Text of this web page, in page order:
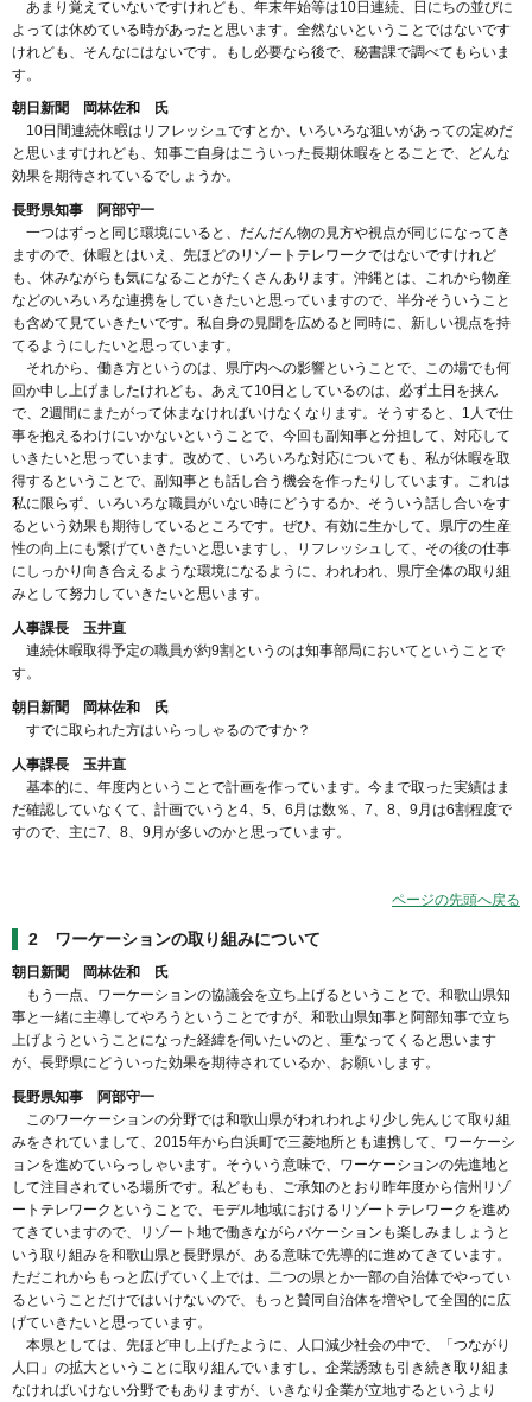
あまり覚えていないですけれども、年末年始等は10日連続、日にちの並びに
よっては休めている時があったと思います。全然ないということではないです
けれども、そんなにはないです。もし必要なら後で、秘書課で調べてもらいま
す。
朝日新聞 岡林佐和 氏
10日間連続休暇はリフレッシュですとか、いろいろな狙いがあっての定めだ
と思いますけれども、知事ご自身はこういった長期休暇をとることで、どんな
効果を期待されているでしょうか。
長野県知事 阿部守一
一つはずっと同じ環境にいると、だんだん物の見方や視点が同じになってき
ますので、休暇とはいえ、先ほどのリゾートテレワークではないですけれど
も、休みながらも気になることがたくさんあります。沖縄とは、これから物産
などのいろいろな連携をしていきたいと思っていますので、半分そういうこと
も含めて見ていきたいです。私自身の見聞を広めると同時に、新しい視点を持
てるようにしたいと思っています。
それから、働き方というのは、県庁内への影響ということで、この場でも何
回か申し上げましたけれども、あえて10日としているのは、必ず土日を挟ん
で、2週間にまたがって休まなければいけなくなります。そうすると、1人で仕
事を抱えるわけにいかないということで、今回も副知事と分担して、対応して
いきたいと思っています。改めて、いろいろな対応についても、私が休暇を取
得するということで、副知事とも話し合う機会を作ったりしています。これは
私に限らず、いろいろな職員がいない時にどうするか、そういう話し合いをす
るという効果も期待しているところです。ぜひ、有効に生かして、県庁の生産
性の向上にも繋げていきたいと思いますし、リフレッシュして、その後の仕事
にしっかり向き合えるような環境になるように、われわれ、県庁全体の取り組
みとして努力していきたいと思います。
人事課長 玉井直
連続休暇取得予定の職員が約9割というのは知事部局においてということで
す。
朝日新聞 岡林佐和 氏
すでに取られた方はいらっしゃるのですか？
人事課長 玉井直
基本的に、年度内ということで計画を作っています。今まで取った実績はま
だ確認していなくて、計画でいうと4、5、6月は数％、7、8、9月は6割程度で
すので、主に7、8、9月が多いのかと思っています。
ページの先頭へ戻る
2 ワーケーションの取り組みについて
朝日新聞 岡林佐和 氏
もう一点、ワーケーションの協議会を立ち上げるということで、和歌山県知
事と一緒に主導してやろうということですが、和歌山県知事と阿部知事で立ち
上げようということになった経緯を伺いたいのと、重なってくると思います
が、長野県にどういった効果を期待されているか、お願いします。
長野県知事 阿部守一
このワーケーションの分野では和歌山県がわれわれより少し先んじて取り組
みをされていまして、2015年から白浜町で三菱地所とも連携して、ワーケーシ
ョンを進めていらっしゃいます。そういう意味で、ワーケーションの先進地と
して注目されている場所です。私どもも、ご承知のとおり昨年度から信州リゾ
ートテレワークということで、モデル地域におけるリゾートテレワークを進め
てきていますので、リゾート地で働きながらバケーションも楽しみましょうと
いう取り組みを和歌山県と長野県が、ある意味で先導的に進めてきています。
ただこれからもっと広げていく上では、二つの県とか一部の自治体でやってい
るということだけではいけないので、もっと賛同自治体を増やして全国的に広
げていきたいと思っています。
本県としては、先ほど申し上げたように、人口減少社会の中で、「つながり
人口」の拡大ということに取り組んでいますし、企業誘致も引き続き取り組ま
なければいけない分野でもありますが、いきなり企業が立地するというより